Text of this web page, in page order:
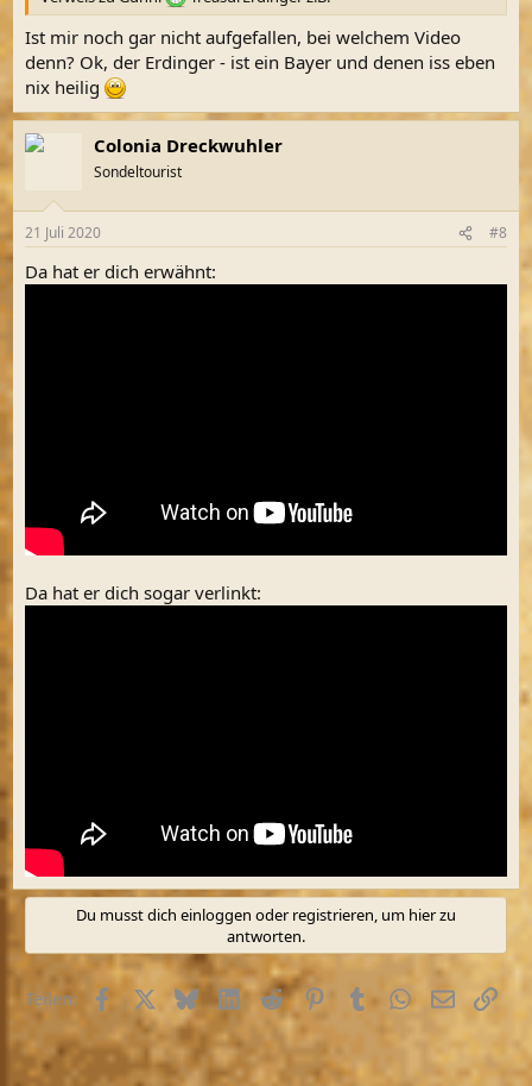
Ist mir noch gar nicht aufgefallen, bei welchem Video
denn? Ok, der Erdinger - ist ein Bayer und denen iss eben
nix heilig
Colonia Dreckwuhler
Sondeltourist
21 Juli 2020 #8
Da hat er dich erwähnt:
Da hat er dich sogar verlinkt:
Du musst dich einloggen oder registrieren, um hier zu
antworten.
Teilen: FacebookX (Twitter)
BlueskyLinkedIn
Reddit Pinterest
TumblrWhatsApp
E-MailLink